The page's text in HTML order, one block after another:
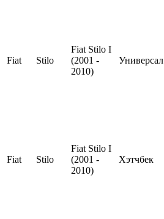
Fiat Stilo
Fiat Stilo I
(2001 -
2010)
Универсал
Fiat Stilo
Fiat Stilo I
(2001 -
2010)
Хэтчбек